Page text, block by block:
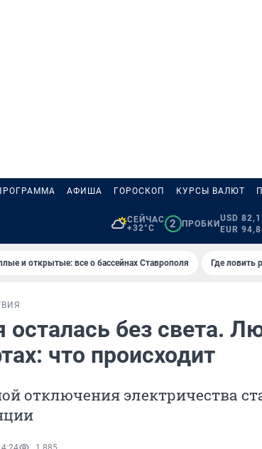
АФИША ГОРОСКОП КУРСЫ ВАЛЮТ
СЕЙЧАС
+32°C
2 ПРОБКИ
USD
EUR
и открытые: все о бассейнах Ставрополя Где ловить
осталась без света.
что происходит
отключения электричества